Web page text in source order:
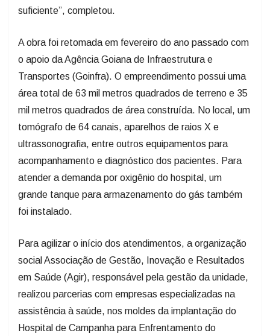
suficiente”, completou.
A obra foi retomada em fevereiro do ano passado com
o apoio da Agência Goiana de Infraestrutura e
Transportes (Goinfra). O empreendimento possui uma
área total de 63 mil metros quadrados de terreno e 35
mil metros quadrados de área construída. No local, um
tomógrafo de 64 canais, aparelhos de raios X e
ultrassonografia, entre outros equipamentos para
acompanhamento e diagnóstico dos pacientes. Para
atender a demanda por oxigênio do hospital, um
grande tanque para armazenamento do gás também
foi instalado.
Para agilizar o início dos atendimentos, a organização
social Associação de Gestão, Inovação e Resultados
em Saúde (Agir), responsável pela gestão da unidade,
realizou parcerias com empresas especializadas na
assistência à saúde, nos moldes da implantação do
Hospital de Campanha para Enfrentamento do